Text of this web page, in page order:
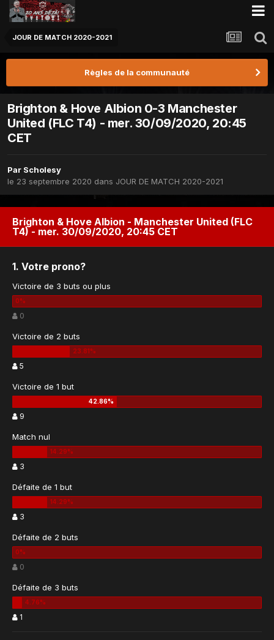
JOUR DE MATCH 2020-2021
Règles de la communauté
Brighton & Hove Albion 0-3 Manchester
United (FLC T4) - mer. 30/09/2020, 20:45
CET
Par Scholesy
le 23 septembre 2020 dans JOUR DE MATCH 2020-2021
Brighton & Hove Albion - Manchester United (FLC
T4) - mer. 30/09/2020, 20:45 CET
1. Votre prono?
Victoire de 3 buts ou plus
0
Victoire de 2 buts
5
Victoire de 1 but
9
Match nul
3
Défaite de 1 but
3
Défaite de 2 buts
0
Défaite de 3 buts
1